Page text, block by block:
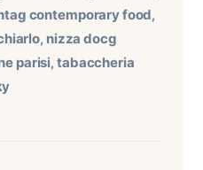
contemporary food,
, nizza docg
parisi,tabaccheria